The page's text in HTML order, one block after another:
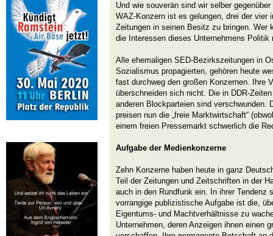
Und wie souverän sind wir selber
WAZ-Konzern ist es gelungen, drei der vier
Zeitungen in seinen Besitz zu bringen. Wer
die Interessen dieses Unternehmens Politik
Alle ehemaligen SED-Bezirkszeitungen in
Sozialismus propagierten, gehören heute
fast durchweg den großen Konzernen. Ihre
überschneiden sich nicht. Die in DDR-
anderen Blockparteien sind verschwunden.
preisen nun die „freie Marktwirtschaft“
einem freien Pressemarkt schwerlich die
Aufgabe der Medienkonzerne
Zehn Konzerne haben heute in ganz
Teil der Zeitungen und Zeitschriften in der
auch in den Rundfunk ein. In ihrer Tendenz
vorrangige publizistische Aufgabe ist die,
Eigentums- und Machtverhältnisse zu
Unternehmen, deren Anzeigen ihnen einen